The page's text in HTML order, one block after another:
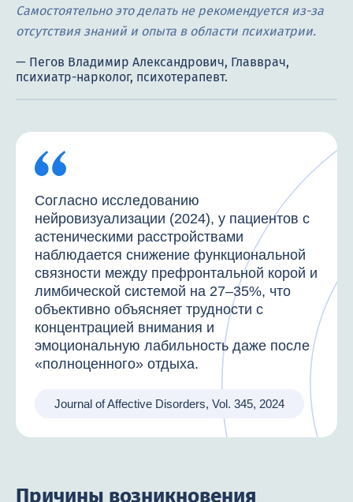
Самостоятельно это делать не рекомендуется из-за
отсутствия знаний и опыта в области психиатрии.
Согласно исследованию
нейровизуализации (2024), у пациентов с
астеническими расстройствами
наблюдается снижение функциональной
связности между префронтальной корой и
лимбической системой на 27–35%, что
объективно объясняет трудности с
концентрацией внимания и
эмоциональную лабильность даже после
«полноценного» отдыха.
Journal of Affective Disorders, Vol. 345, 2024
Причины возникновения